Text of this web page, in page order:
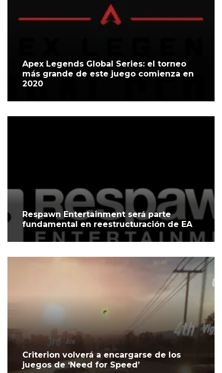
Apex Legends Global Series: el torneo
más grande de este juego comienza en
2020
Respawn Entertainment será parte
fundamental en reestructuración de EA
Criterion volverá a encargarse de los
juegos de ‘Need for Speed’